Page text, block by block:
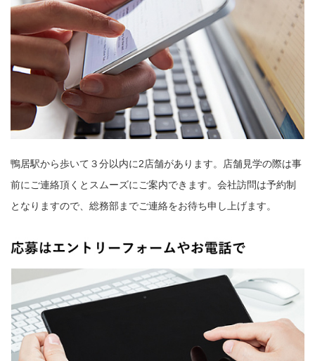
鴨居駅から歩いて３分以内に2店舗があります。店舗見学の際は事
前にご連絡頂くとスムーズにご案内できます。会社訪問は予約制
となりますので、総務部までご連絡をお待ち申し上げます。